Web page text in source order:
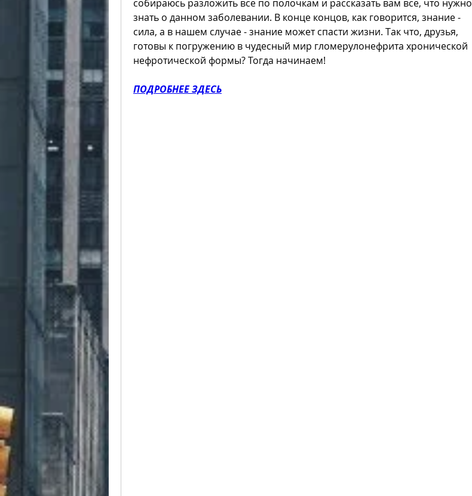
собираюсь разложить все по полочкам и рассказать вам все, что нужно
знать о данном заболевании. В конце концов, как говорится, знание -
сила, а в нашем случае - знание может спасти жизни. Так что, друзья,
готовы к погружению в чудесный мир гломерулонефрита хронической
нефротической формы? Тогда начинаем!
ПОДРОБНЕЕ ЗДЕСЬ